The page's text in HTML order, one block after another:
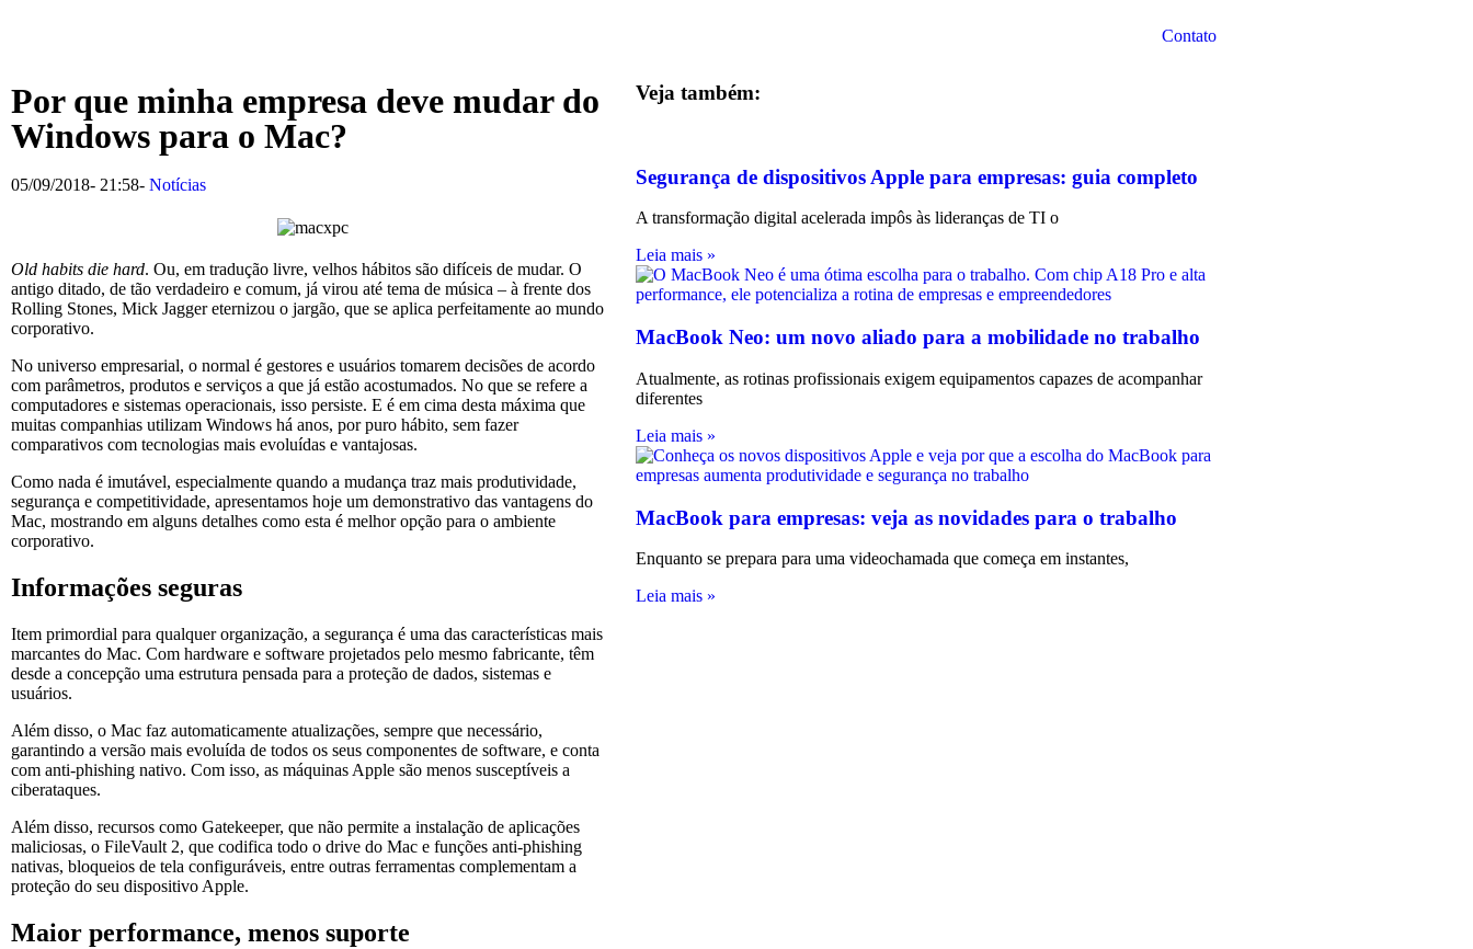
Contato
Por que minha empresa deve mudar do
Windows para o Mac?
05/09/2018- 21:58- Notícias
Old habits die hard. Ou, em tradução livre, velhos hábitos são difíceis de mudar. O
antigo ditado, de tão verdadeiro e comum, já virou até tema de música – à frente dos
Rolling Stones, Mick Jagger eternizou o jargão, que se aplica perfeitamente ao mundo
corporativo.
No universo empresarial, o normal é gestores e usuários tomarem decisões de acordo
com parâmetros, produtos e serviços a que já estão acostumados. No que se refere a
computadores e sistemas operacionais, isso persiste. E é em cima desta máxima que
muitas companhias utilizam Windows há anos, por puro hábito, sem fazer
comparativos com tecnologias mais evoluídas e vantajosas.
Como nada é imutável, especialmente quando a mudança traz mais produtividade,
segurança e competitividade, apresentamos hoje um demonstrativo das vantagens do
Mac, mostrando em alguns detalhes como esta é melhor opção para o ambiente
corporativo.
Informações seguras
Item primordial para qualquer organização, a segurança é uma das características mais
marcantes do Mac. Com hardware e software projetados pelo mesmo fabricante, têm
desde a concepção uma estrutura pensada para a proteção de dados, sistemas e
usuários.
Além disso, o Mac faz automaticamente atualizações, sempre que necessário,
garantindo a versão mais evoluída de todos os seus componentes de software, e conta
com anti-phishing nativo. Com isso, as máquinas Apple são menos susceptíveis a
ciberataques.
Além disso, recursos como Gatekeeper, que não permite a instalação de aplicações
maliciosas, o FileVault 2, que codifica todo o drive do Mac e funções anti-phishing
nativas, bloqueios de tela configuráveis, entre outras ferramentas complementam a
proteção do seu dispositivo Apple.
Maior performance, menos suporte
Veja também:
Segurança de dispositivos Apple para empresas: guia completo
A transformação digital acelerada impôs às lideranças de TI o
Leia mais »
MacBook Neo: um novo aliado para a mobilidade no trabalho
Atualmente, as rotinas profissionais exigem equipamentos capazes de acompanhar
diferentes
Leia mais »
MacBook para empresas: veja as novidades para o trabalho
Enquanto se prepara para uma videochamada que começa em instantes,
Leia mais »